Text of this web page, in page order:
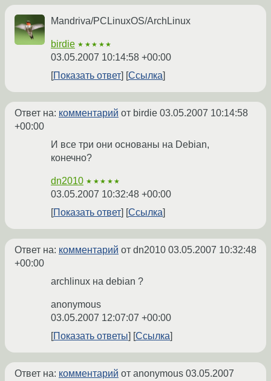
Mandriva/PCLinuxOS/ArchLinux
birdie ★★★★★
03.05.2007 10:14:58 +00:00
Показать ответ
Ссылка
Ответ на: комментарий от birdie 03.05.2007 10:14:58
+00:00
И все три они основаны на Debian,
конечно?
dn2010 ★★★★★
03.05.2007 10:32:48 +00:00
Показать ответ
Ссылка
Ответ на: комментарий от dn2010 03.05.2007 10:32:48
+00:00
archlinux на debian ?
anonymous
03.05.2007 12:07:07 +00:00
Показать ответы
Ссылка
Ответ на: комментарий от anonymous 03.05.2007